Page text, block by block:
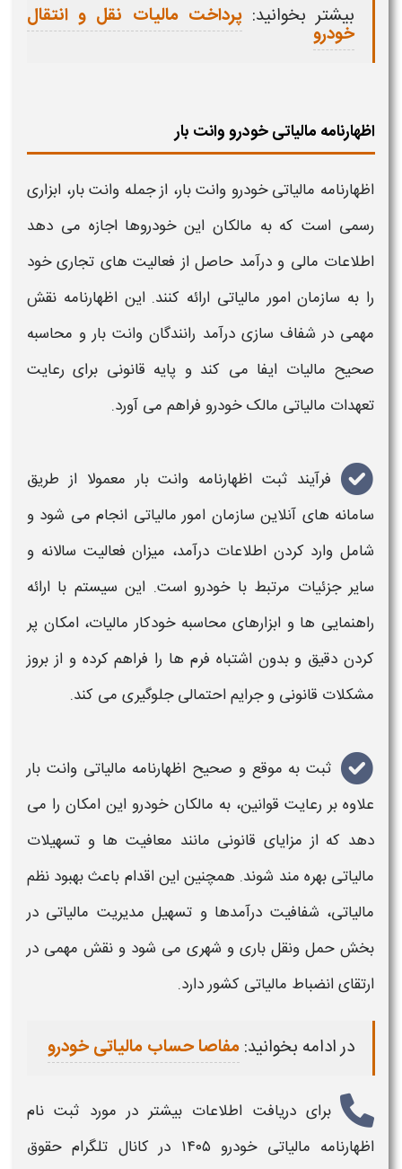
بیشتر بخوانید: پرداخت مالیات نقل و انتقال
خودرو
اظهارنامه مالیاتی خودرو وانت بار
اظهارنامه مالیاتی خودرو وانت بار، از جمله وانت بار، ابزاری
رسمی است که به مالکان اینخودروهااجازه می دهد
اطلاعات مالی و درآمد حاصل از فعالیت های تجاری خود
را به سازمان امور مالیاتی ارائه کنند. این اظهارنامه نقش
مهمی در شفاف سازی درآمد رانندگان وانت بارو محاسبه
صحیح مالیات ایفا می کند و پایه قانونی برای رعایت
تعهدات مالیاتی مالکخودرو فراهم می آورد.
فرآیند ثبت اظهارنامه وانت بارمعمولا از طریق
سامانه های آنلاین سازمان امور مالیاتی انجام می شود و
شامل وارد کردن اطلاعات درآمد، میزان فعالیت سالانه و
سایر جزئیات مرتبط باخودرواست. این سیستم با ارائه
راهنمایی ها و ابزارهای محاسبه خودکار مالیات، امکان پر
کردن دقیق و بدون اشتباه فرم ها را فراهم کرده و از بروز
مشکلات قانونی و جرایم احتمالی جلوگیری می کند.
ثبت به موقع و صحیح اظهارنامه مالیاتی وانت بار
علاوه بر رعایت قوانین، به مالکانخودرو این امکان را می
دهد که از مزایای قانونی مانند معافیت ها و تسهیلات
مالیاتیبهره مند شوند. همچنین این اقدام باعث بهبود نظم
مالیاتی، شفافیت درآمدها و تسهیل مدیریت مالیاتی در
بخش حمل ونقل باری و شهری می شود و نقش مهمی در
ارتقای انضباط مالیاتی کشور دارد.
در ادامه بخوانید:مفاصا حساب مالیاتی خودرو
برای دریافت اطلاعات بیشتر در مورد ثبت نام
اظهارنامه مالیاتی خودرو ۱۴۰۵ در کانال تلگرام حقوق